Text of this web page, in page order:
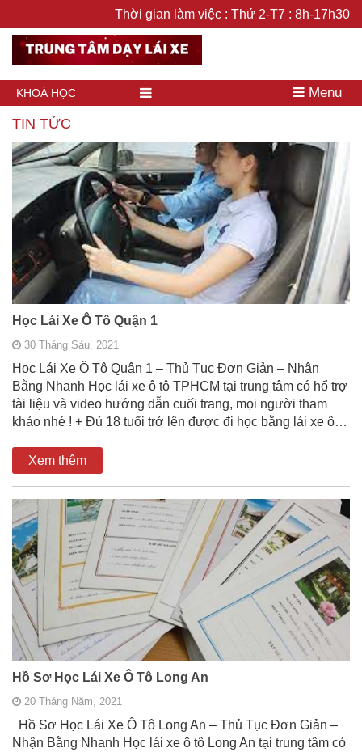
Thời gian làm việc : Thứ 2-T7 : 8h-17h30
KHOÁ HỌC Menu
TIN TỨC
Học Lái Xe Ô Tô Quận 1
30 Tháng Sáu, 2021
Học Lái Xe Ô Tô Quận 1 – Thủ Tục Đơn Giản – Nhận
Bằng Nhanh Học lái xe ô tô TPHCM tại trung tâm có hổ trợ
tài liệu và video hướng dẫn cuối trang, mọi người tham
khảo nhé ! + Đủ 18 tuổi trở lên được đi học bằng lái xe ô…
Xem thêm
Hồ Sơ Học Lái Xe Ô Tô Long An
20 Tháng Năm, 2021
Hồ Sơ Học Lái Xe Ô Tô Long An – Thủ Tục Đơn Giản –
Nhận Bằng Nhanh Học lái xe ô tô Long An tại trung tâm có